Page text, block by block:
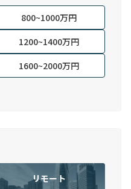
800~1000万円
1200~1400万円
1600~2000万円
リモート